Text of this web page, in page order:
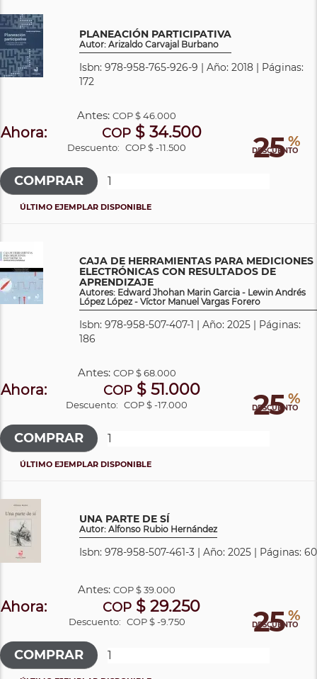
PLANEACIÓN PARTICIPATIVA
Autor: Arizaldo Carvajal Burbano
Isbn: 978-958-765-926-9 | Año: 2018 | Páginas:
172
25 %
DESCUENTO
Antes:COP$ 46.000
Ahora: COP$ 34.500
Descuento: COP $ -11.500
ÚLTIMO EJEMPLAR DISPONIBLE
CAJA DE HERRAMIENTAS PARA MEDICIONES
ELECTRÓNICAS CON RESULTADOS DE
APRENDIZAJE
Autores: Edward Jhohan Marin Garcia - Lewin Andrés
López López - Víctor Manuel Vargas Forero
Isbn: 978-958-507-407-1 | Año: 2025 | Páginas:
186
25 %
DESCUENTO
Antes: COP$ 68.000
Ahora: COP$ 51.000
Descuento: COP $ -17.000
ÚLTIMO EJEMPLAR DISPONIBLE
UNA PARTE DE SÍ
Autor: Alfonso Rubio Hernández
Isbn: 978-958-507-461-3 | Año: 2025 | Páginas: 60
25 %
DESCUENTO
Antes:COP$ 39.000
Ahora: COP $ 29.250
Descuento: COP $ -9.750